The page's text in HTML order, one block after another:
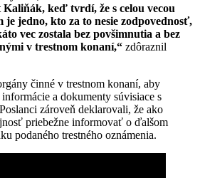
keď tvrdí, že s celou vecou
je jedno, kto za to nesie zodpovednosť,
vec zostala bez povšimnutia a bez
v trestnom konaní,“ zdôraznil
činné v trestnom konaní, aby
a dokumenty súvisiace s
zároveň deklarovali, že ako
priebežne informovať o ďalšom
podaného trestného oznámenia.